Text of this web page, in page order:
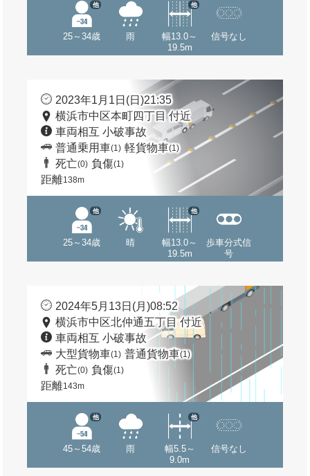
25～34歳
他
雨
幅13.0～
19.5m
他
信号なし
2023年1月1日(日)21:35
横浜市中区本町四丁目 付近
車両相互 小破事故
普通乗用車(1) 軽貨物車(1)
死亡(0) 負傷(1)
距離138m
25～34歳
他
晴
幅13.0～
19.5m
他
歩車分式信
号
2024年5月13日(月)08:52
横浜市中区北仲通五丁目 付近
車両相互 小破事故
大型貨物車(1) 普通貨物車(1)
死亡(0) 負傷(1)
距離143m
45～54歳
他
雨
幅5.5～
9.0m
他
信号なし